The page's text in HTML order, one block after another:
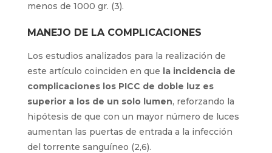
menos de 1000 gr. (3).
MANEJO DE LA COMPLICACIONES
Los estudios analizados para la realización de
este artículo coinciden en que la incidencia de
complicaciones los PICC de doble luz es
superior a los de un solo lumen, reforzando la
hipótesis de que con un mayor número de luces
aumentan las puertas de entrada a la infección
del torrente sanguíneo (2,6).